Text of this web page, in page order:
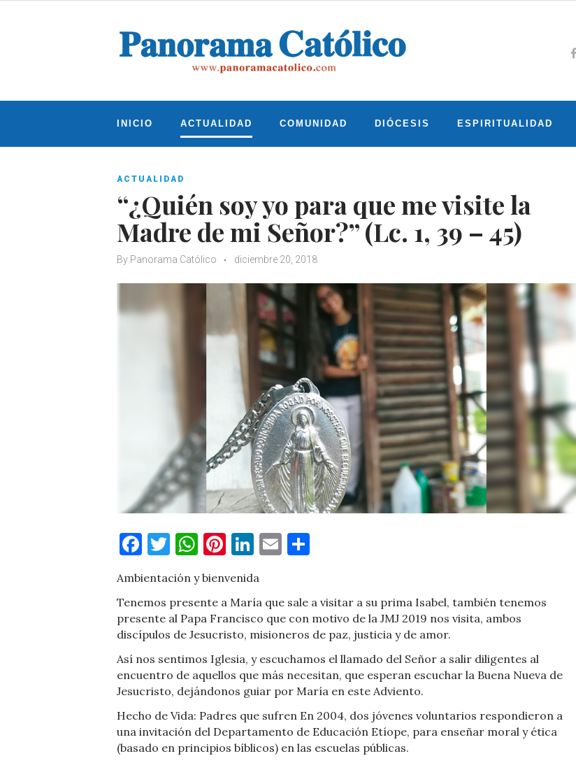
INICIO ACTUALIDAD COMUNIDAD DIÓCESIS ESPIRITUALIDAD
ACTUALIDAD
“¿Quién soy yo para que me visite la
Madre de mi Señor?” (Lc. 1, 39 – 45)
By Panorama Católico diciembre 20, 2018
Facebook
Twitter
WhatsApp
Pinterest
LinkedIn
Email
Ambientación y bienvenida
Tenemos presente a María que sale a visitar a su prima Isabel, también tenemos
presente al Papa Francisco que con motivo de la JMJ 2019 nos visita, ambos
discípulos de Jesucristo, misioneros de paz, justicia y de amor.
Así nos sentimos Iglesia, y escuchamos el llamado del Señor a salir diligentes al
encuentro de aquellos que más necesitan, que esperan escuchar la Buena Nueva de
Jesucristo, dejándonos guiar por María en este Adviento.
Hecho de Vida: Padres que sufren En 2004, dos jóvenes voluntarios respondieron a
una invitación del Departamento de Educación Etíope, para enseñar moral y ética
(basado en principios bíblicos) en las escuelas públicas.